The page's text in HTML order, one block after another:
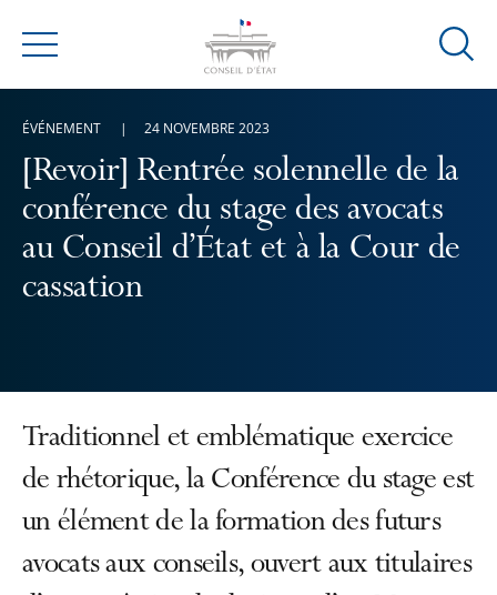
Menu
Ouvrir
[Revoir] Rentrée solennelle de la
conférence du stage des avocats
au Conseil d’État et à la Cour de
cassation
ÉVÉNEMENT 24 NOVEMBRE 2023
Traditionnel et emblématique exercice
de rhétorique, la Conférence du stage est
un élément de la formation des futurs
avocats aux conseils, ouvert aux titulaires